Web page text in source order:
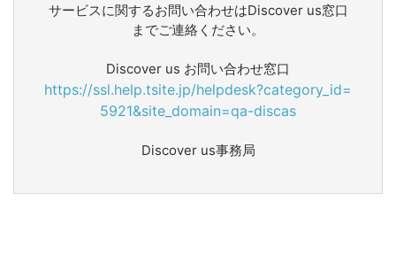
サービスに関するお問い合わせはDiscover us窓口
までご連絡ください。
Discover us お問い合わせ窓口
https://ssl.help.tsite.jp/helpdesk?category_id=
5921&site_domain=qa-discas
Discover us事務局